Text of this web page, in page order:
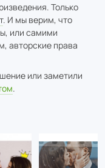
Только
. И мы верим, что
или самими
авторские права
или заметили
.